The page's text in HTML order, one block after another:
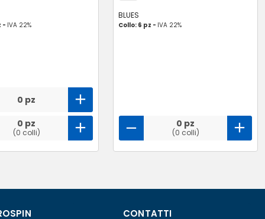
- IVA 22%
0 pz
0 pz
(0 colli)
BLUES
Collo: 6 pz - IVA 22%
0 pz
(0 colli)
CONTATTI